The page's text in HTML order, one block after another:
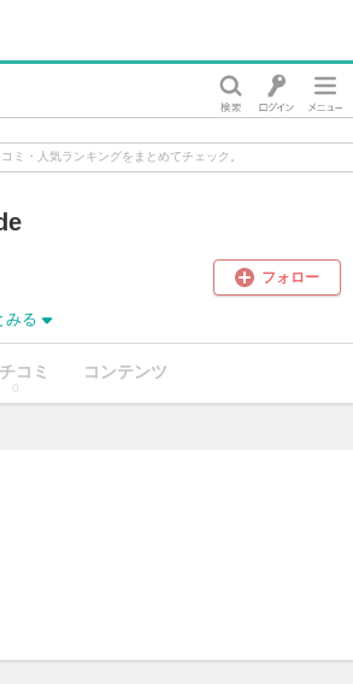
ミ・人気ランキングをまとめてチェック。
フォロー
みる
コミ
0
コンテンツ